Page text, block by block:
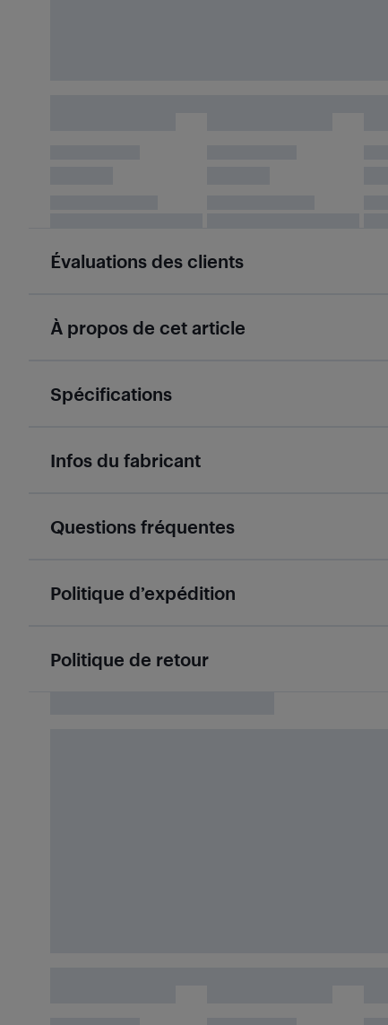
Évaluations des clients
À propos de cet article
Spécifications
Infos du fabricant
Questions fréquentes
Politique d’expédition
Politique de retour